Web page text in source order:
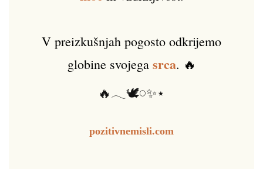
V preizkušnjah pogosto odkrijemo
globine svojega srca. 🔥
🔥𓂃🕊️𓏸✨⋆
pozitivnemisli.com